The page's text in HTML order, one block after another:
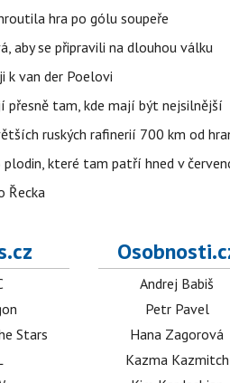
hra po gólu soupeře
aby se připravili na dlouhou válku
k van der Poelovi
přesně tam, kde mají být nejsilnější
ruských rafinerií 700 km od
plodin, které tam patří hned v
Řecka
Stars
Andrej Babiš
Petr Pavel
Hana Zagorová
Kazma Kazmitch